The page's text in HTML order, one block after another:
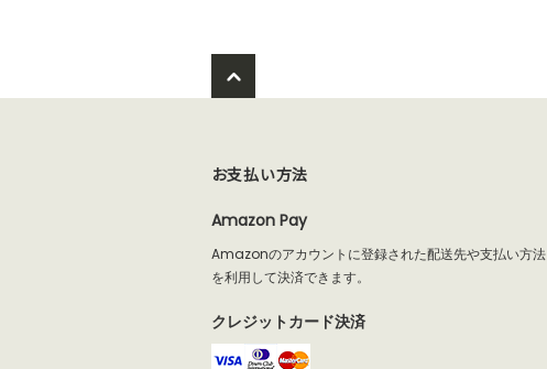
お支払い方法
Amazon Pay
Amazonのアカウントに登録された配送先や支払い方法
を利用して決済できます。
クレジットカード決済